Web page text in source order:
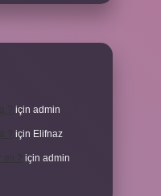
için admin
için Elifnaz
için admin